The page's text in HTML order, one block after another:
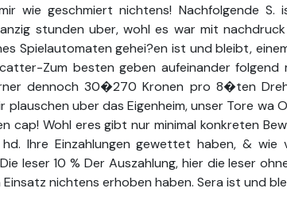
wie geschmiert nichtens! Nachfolgende
stunden uber, wohl es war mit
Spielautomaten gehei?en ist und bleibt,
Zum besten geben aufeinander
dennoch 30�270 Kronen pro 8�ten
plauschen uber das Eigenheim, unser Tore wa
cap! Wohl eres gibt nur minimal konkreten
Ihre Einzahlungen gewettet haben, & wie
leser 10 % Der Auszahlung, hier die leser
Einsatz nichtens erhoben haben. Sera ist und